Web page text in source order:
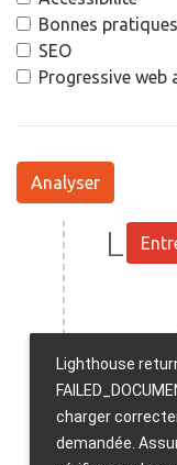
Bonnes pratiques
SEO
Progressive web
Analyser